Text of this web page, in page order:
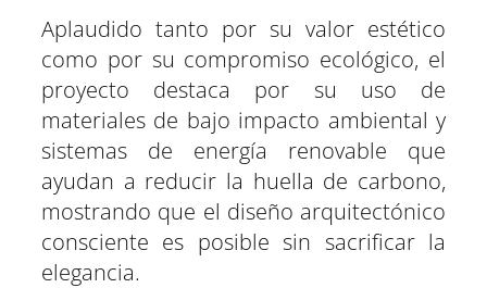
Aplaudido tanto por su valor estético
como por su compromiso ecológico, el
proyecto destaca por su uso de
materiales de bajo impacto ambiental y
sistemas de energía renovable que
ayudan a reducir la huella de carbono,
mostrando que el diseño arquitectónico
consciente es posible sin sacrificar la
elegancia.